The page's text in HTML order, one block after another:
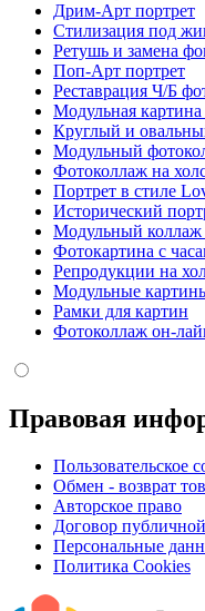
Дрим-Арт портрет
Стилизация под
Ретушь и замена
Поп-Арт портрет
Реставрация Ч/Б
Модульная
Круглый и
Модульный
Фотоколлаж на
Портрет в стиле
Исторический
Модульный коллаж
Фотокартина с
Репродукции на
Модульные
Рамки для картин
Фотоколлаж он-
Правовая
Пользовательское
Обмен - возврат
Авторское право
Договор
Персональные
Политика Cookies